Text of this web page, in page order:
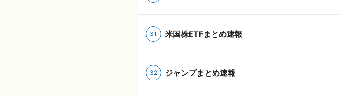
31 米国株ETFまとめ速報
32 ジャンプまとめ速報